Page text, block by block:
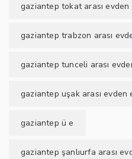
gaziantep tokat arası evden
gaziantep trabzon arası
gaziantep tunceli arası
gaziantep uşak arası evden
gaziantep ü e
gaziantep şanlıurfa arası